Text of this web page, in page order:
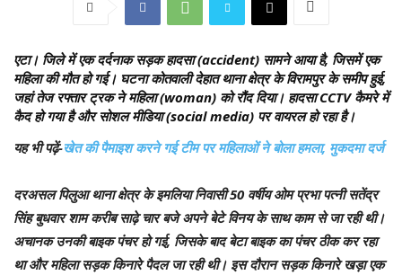
एटा। जिले में एक दर्दनाक सड़क हादसा (accident) सामने आया है, जिसमें एक
महिला की मौत हो गई। घटना कोतवाली देहात थाना क्षेत्र के विरामपुर के समीप हुई,
जहां तेज रफ्तार ट्रक ने महिला (woman) को रौंद दिया। हादसा CCTV कैमरे में
कैद हो गया है और सोशल मीडिया (social media) पर वायरल हो रहा है।
यह भी पढ़ें-खेत की पैमाइश करने गई टीम पर महिलाओं ने बोला हमला, मुकदमा दर्ज
दरअसल पिलुआ थाना क्षेत्र के इमलिया निवासी 50 वर्षीय ओम प्रभा पत्नी सतेंद्र
सिंह बुधवार शाम करीब साढ़े चार बजे अपने बेटे विनय के साथ काम से जा रही थी।
अचानक उनकी बाइक पंचर हो गई, जिसके बाद बेटा बाइक का पंचर ठीक कर रहा
था और महिला सड़क किनारे पैदल जा रही थी। इस दौरान सड़क किनारे खड़ा एक